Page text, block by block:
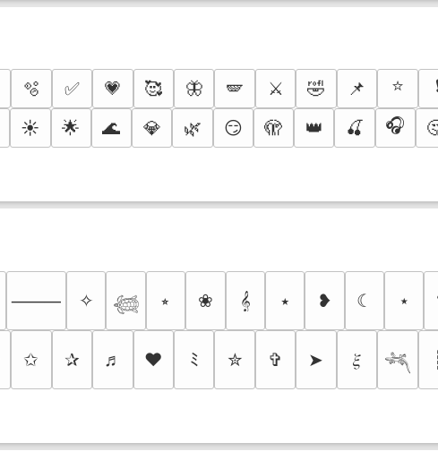
🫧 ✅ 💗 🥰 🦋 🪽 ⚔️ 🤣 📌 ⭐
☀️ 🌟 🌊 💎 🌿 😏 🫣 👑 🍒 🎧
⸻ ✧ 𓆉 ⭒ ❀ 𝄞 ⭑ ❥ ☾ ⋆
✩ ✰ ♬ ❤ ﾐ ✮ ✞ ➤ 𝜉 𓆈 ┊